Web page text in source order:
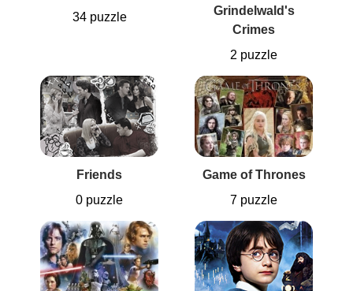
34 puzzle
Grindelwald's
Crimes
2 puzzle
Friends
0 puzzle
Game of Thrones
7 puzzle